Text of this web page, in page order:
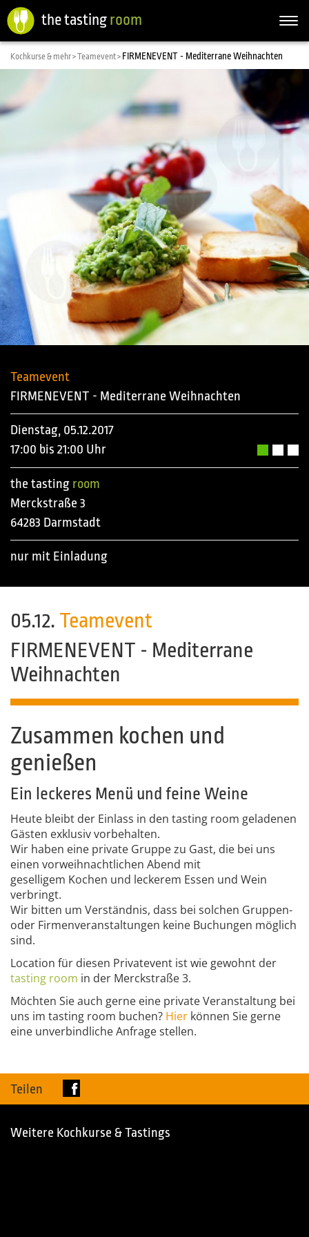
the tasting room
Kochkurse & mehr >Teamevent > FIRMENEVENT - Mediterrane Weihnachten
Teamevent
FIRMENEVENT - Mediterrane Weihnachten
Dienstag, 05.12.2017
17:00 bis 21:00 Uhr
the tasting room
Merckstraße 3
64283 Darmstadt
nur mit Einladung
05.12. Teamevent
FIRMENEVENT - Mediterrane
Weihnachten
Zusammen kochen und
genießen
Ein leckeres Menü und feine Weine
Heute bleibt der Einlass in den tasting room geladenen
Gästen exklusiv vorbehalten.
Wir haben eine private Gruppe zu Gast, die bei uns
einen vorweihnachtlichen Abend mit
geselligem Kochen und leckerem Essen und Wein
verbringt.
Wir bitten um Verständnis, dass bei solchen Gruppen-
oder Firmenveranstaltungen keine Buchungen möglich
sind.
Location für diesen Privatevent ist wie gewohnt der
tasting room in der Merckstraße 3.
Möchten Sie auch gerne eine private Veranstaltung bei
uns im tasting room buchen? Hier können Sie gerne
eine unverbindliche Anfrage stellen.
Teilen
Weitere Kochkurse & Tastings